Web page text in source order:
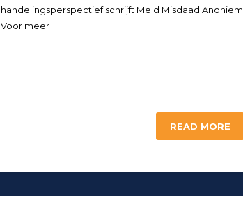
handelingsperspectief schrijft Meld Misdaad Anoniem
Voor meer
READ MORE